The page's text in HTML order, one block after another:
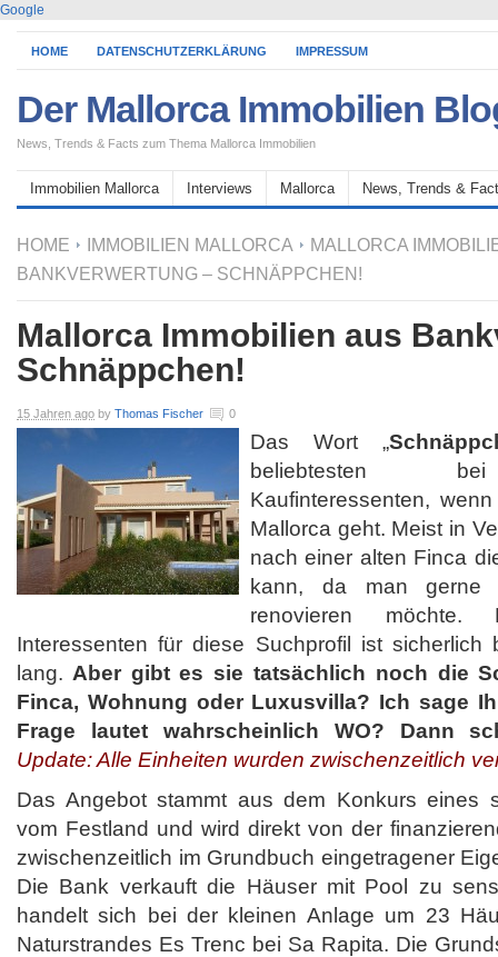
Google
HOME DATENSCHUTZERKLÄRUNG IMPRESSUM
Der Mallorca Immobilien
News, Trends & Facts zum Thema Mallorca Immobilien
Immobilien Mallorca Interviews Mallorca News, Trends &
HOME IMMOBILIEN MALLORCA
MALLORCA
BANKVERWERTUNG – SCHNÄPPCHEN!
Mallorca Immobilien aus
Schnäppchen!
15 Jahren ago by Thomas Fischer 0
Das Wort „
beliebtesten bei
Kaufinteressenten,
Mallorca geht. Meist in
nach einer alten Finca
kann, da man gerne
renovieren
Interessenten für diese Suchprofil ist sicherlich
lang. Aber gibt es sie tatsächlich noch die
Finca, Wohnung oder Luxusvilla? Ich sage
Frage lautet wahrscheinlich WO? Dann
Update: Alle Einheiten wurden zwischenzeitlich
Das Angebot stammt aus dem Konkurs eines
vom Festland und wird direkt von der
zwischenzeitlich im Grundbuch eingetragener
Die Bank verkauft die Häuser mit Pool zu
handelt sich bei der kleinen Anlage um 23
Naturstrandes Es Trenc bei Sa Rapita. Die